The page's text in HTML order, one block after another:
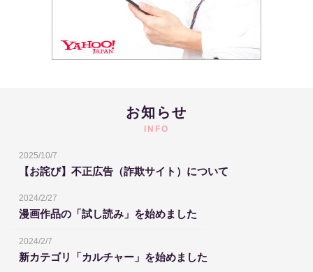
お知らせ
INFO
2025/10/7
【お詫び】不正広告（詐欺サイト）について
2024/2/27
漫画作品の「試し読み」を始めました
2024/2/7
新カテゴリ「カルチャー」を始めました